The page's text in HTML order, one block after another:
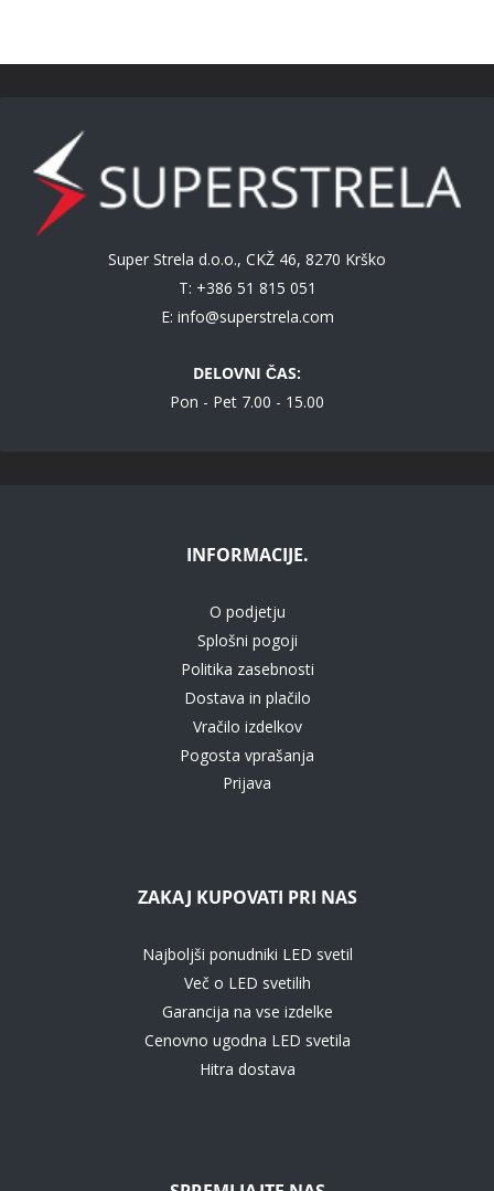
Super Strela d.o.o., CKŽ 46, 8270 Krško
T: +386 51 815 051
E: info@superstrela.com
DELOVNI ČAS:
Pon - Pet 7.00 - 15.00
INFORMACIJE.
O podjetju
Splošni pogoji
Politika zasebnosti
Dostava in plačilo
Vračilo izdelkov
Pogosta vprašanja
Prijava
ZAKAJ KUPOVATI PRI NAS
Najboljši ponudniki LED svetil
Več o LED svetilih
Garancija na vse izdelke
Cenovno ugodna LED svetila
Hitra dostava